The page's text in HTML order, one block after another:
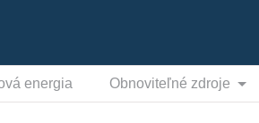
energia Obnoviteľné zdroje